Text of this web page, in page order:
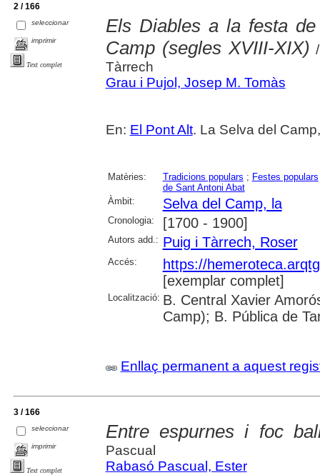
2 / 166
seleccionar
imprimir
Text complet
Els Diables a la festa
Camp (segles XVIII-XIX)
Tàrrech
Grau i Pujol, Josep M. Tomàs
En: El Pont Alt. La Selva del
Matèries: Tradicions populars ; Festes populars
de Sant Antoni Abat
Àmbit:
Selva del Camp, la
Cronologia: [1700 - 1900]
Autors add.: Puig i Tàrrech, Roser
Accés:
https://
[exemplar complet]
Localització: B. Central Xavier
Camp); B. Pública de
Enllaç permanent a aquest
3 / 166
seleccionar
imprimir
Text complet
Entre espurnes i foc
Pascual
Rabasó Pascual, Ester